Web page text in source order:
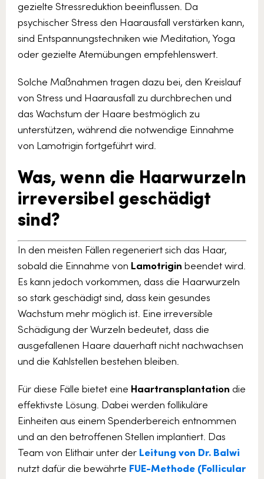
gezielte Stressreduktion beeinflussen. Da
psychischer Stress den Haarausfall verstärken kann,
sind Entspannungstechniken wie Meditation, Yoga
oder gezielte Atemübungen empfehlenswert.
Solche Maßnahmen tragen dazu bei, den Kreislauf
von Stress und Haarausfall zu durchbrechen und
das Wachstum der Haare bestmöglich zu
unterstützen, während die notwendige Einnahme
von Lamotrigin fortgeführt wird.
Was, wenn die Haarwurzeln
irreversibel geschädigt
sind?
In den meisten Fällen regeneriert sich das Haar,
sobald die Einnahme von Lamotrigin beendet wird.
Es kann jedoch vorkommen, dass die Haarwurzeln
so stark geschädigt sind, dass kein gesundes
Wachstum mehr möglich ist. Eine irreversible
Schädigung der Wurzeln bedeutet, dass die
ausgefallenen Haare dauerhaft nicht nachwachsen
und die Kahlstellen bestehen bleiben.
Für diese Fälle bietet eine Haartransplantation die
effektivste Lösung. Dabei werden follikuläre
Einheiten aus einem Spenderbereich entnommen
und an den betroffenen Stellen implantiert. Das
Team von Elithair unter der Leitung von Dr. Balwi
nutzt dafür die bewährte FUE-Methode (Follicular